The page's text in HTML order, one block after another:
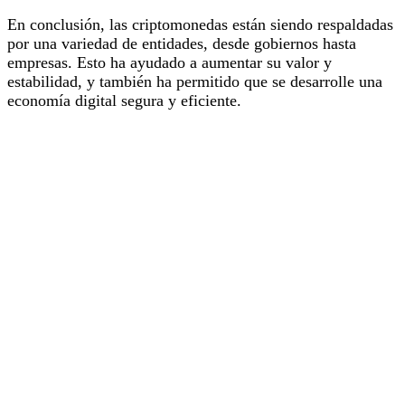
En conclusión, las criptomonedas están siendo respaldadas
por una variedad de entidades, desde gobiernos hasta
empresas. Esto ha ayudado a aumentar su valor y
estabilidad, y también ha permitido que se desarrolle una
economía digital segura y eficiente.